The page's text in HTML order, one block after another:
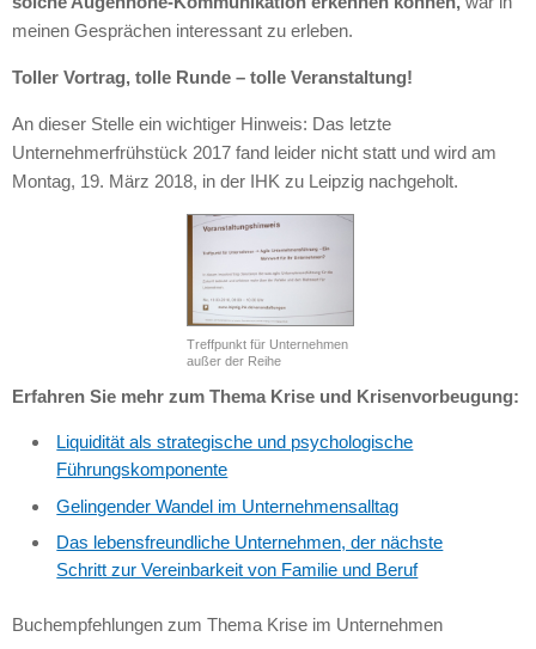
meinen Gesprächen interessant zu erleben.
Toller Vortrag, tolle Runde – tolle Veranstaltung!
An dieser Stelle ein wichtiger Hinweis: Das letzte
Unternehmerfrühstück 2017 fand leider nicht statt und wird am
Montag, 19. März 2018, in der IHK zu Leipzig nachgeholt.
Treffpunkt für Unternehmen
außer der Reihe
Erfahren Sie mehr zum Thema Krise und Krisenvorbeugung:
Liquidität als strategische und psychologische
Führungskomponente
Gelingender Wandel im Unternehmensalltag
Das lebensfreundliche Unternehmen, der nächste
Schritt zur Vereinbarkeit von Familie und Beruf
Buchempfehlungen zum Thema Krise im Unternehmen